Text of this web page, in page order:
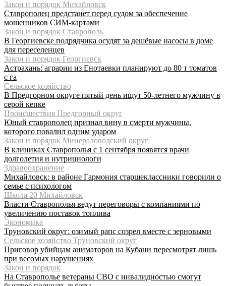
Закон и порядок Михайловск
Ставрополец предстанет перед судом за обеспечение
мошенников СИМ-картами
Закон и порядок Ставрополь
В Георгиевске подрядчика осудят за дешёвые насосы в доме
для переселенцев
Закон и порядок Георгиевск
Астрахань: аграрии из Енотаевки планируют до 80 т томатов
с га
Сельское хозяйство
В Предгорном округе пятый день ищут 50-летнего мужчину в
серой кепке
Происшествия Предгорный округ
Юный ставрополец признал вину в смерти мужчины,
которого повалил одним ударом
Закон и порядок Минераловодский округ
В клиниках Ставрополья с 1 сентября появятся врачи
долголетия и нутрициологи
Здравоохранение
Михайловск: в районе Гармония старшеклассники говорили о
семье с психологом
Школа 20 Михайловск
Власти Ставрополья ведут переговоры с компаниями по
увеличению поставок топлива
Экономика
Труновский округ: озимый рапс созрел вместе с зерновыми
Сельское хозяйство Труновский округ
Приговор убийцам аниматоров на Кубани пересмотрят лишь
при весомых нарушениях
Закон и порядок
На Ставрополье ветераны СВО с инвалидностью смогут